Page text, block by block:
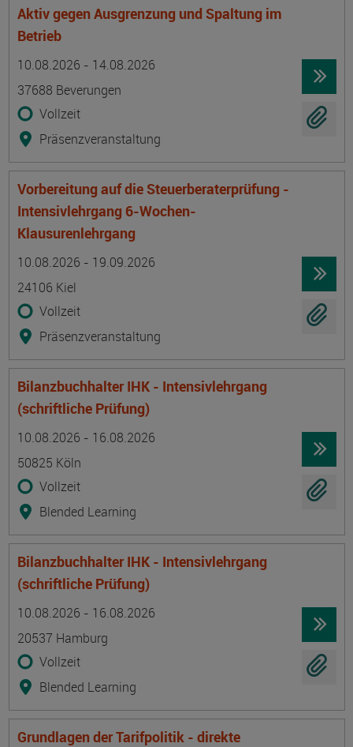
Aktiv gegen Ausgrenzung und Spaltung im
Betrieb
10.08.2026 - 14.08.2026
37688 Beverungen
Vollzeit
Präsenzveranstaltung
Vorbereitung auf die Steuerberaterprüfung -
Intensivlehrgang 6-Wochen-
Klausurenlehrgang
10.08.2026 - 19.09.2026
24106 Kiel
Vollzeit
Präsenzveranstaltung
Bilanzbuchhalter IHK - Intensivlehrgang
(schriftliche Prüfung)
10.08.2026 - 16.08.2026
50825 Köln
Vollzeit
Blended Learning
Bilanzbuchhalter IHK - Intensivlehrgang
(schriftliche Prüfung)
10.08.2026 - 16.08.2026
20537 Hamburg
Vollzeit
Blended Learning
Grundlagen der Tarifpolitik - direkte